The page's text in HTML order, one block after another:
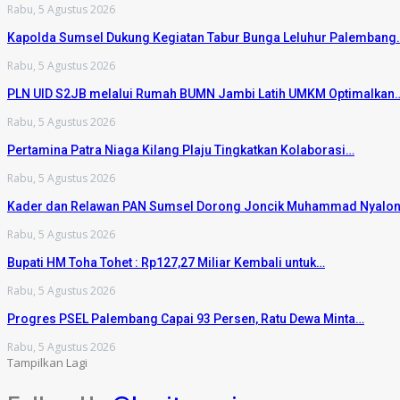
Rabu, 5 Agustus 2026
Kapolda Sumsel Dukung Kegiatan Tabur Bunga Leluhur
Rabu, 5 Agustus 2026
PLN UID S2JB melalui Rumah BUMN Jambi Latih UMKM
Rabu, 5 Agustus 2026
Pertamina Patra Niaga Kilang Plaju Tingkatkan Kolaborasi…
Rabu, 5 Agustus 2026
Kader dan Relawan PAN Sumsel Dorong Joncik Muhammad
Rabu, 5 Agustus 2026
Bupati HM Toha Tohet : Rp127,27 Miliar Kembali untuk…
Rabu, 5 Agustus 2026
Progres PSEL Palembang Capai 93 Persen, Ratu Dewa Minta…
Rabu, 5 Agustus 2026
Tampilkan Lagi